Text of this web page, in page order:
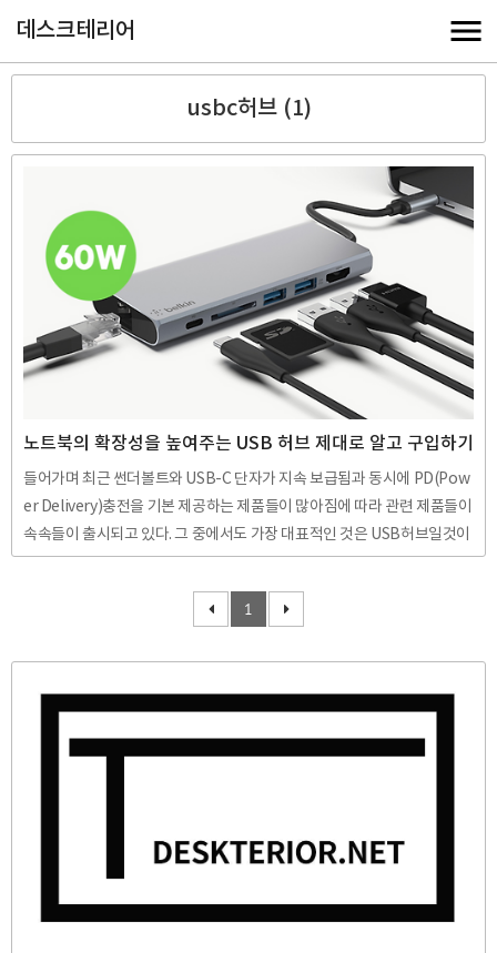
데스크테리어
usbc허브 (1)
노트북의 확장성을 높여주는 USB 허브 제대로 알고 구입하기
들어가며 최근 썬더볼트와 USB-C 단자가 지속 보급됨과 동시에 PD(Pow
er Delivery)충전을 기본 제공하는 제품들이 많아짐에 따라 관련 제품들이
속속들이 출시되고 있다. 그 중에서도 가장 대표적인 것은 USB허브일것이
다. PD충전기술을 바탕으로 충분한 전력의 공급이 가능해져 기존 USB허
브에 비해 더욱 다양한 기능을 허브에 심는것이 가능해진 것이다. USB허브
를 구입해야겠다고 생각하는 유저는 크게 두 분류일 것이다. 첫째는 삼성의
1